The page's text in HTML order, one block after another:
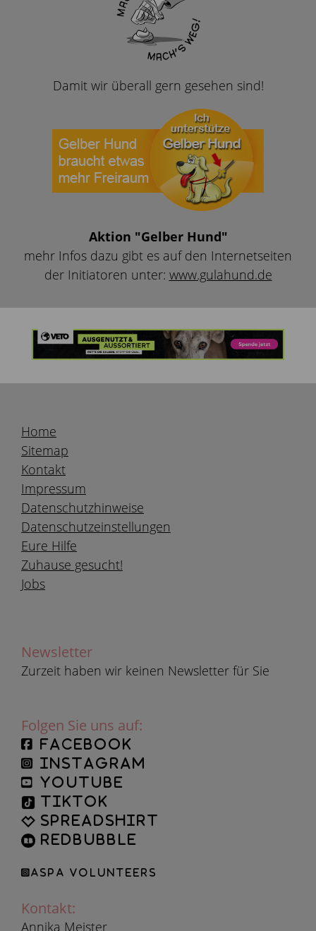
Damit wir überall gern gesehen sind!
Aktion "Gelber Hund"
mehr Infos dazu gibt es auf den Internetseiten
der Initiatoren unter: www.gulahund.de
Home
Sitemap
Kontakt
Impressum
Datenschutzhinweise
Datenschutzeinstellungen
Eure Hilfe
Zuhause gesucht!
Jobs
Newsletter
Zurzeit haben wir keinen Newsletter für Sie
Folgen Sie uns auf:
facebook
instagram
YouTube
TikTok
Spreadshirt
Redbubble
ASPA Volunteers
Kontakt:
Annika Meister